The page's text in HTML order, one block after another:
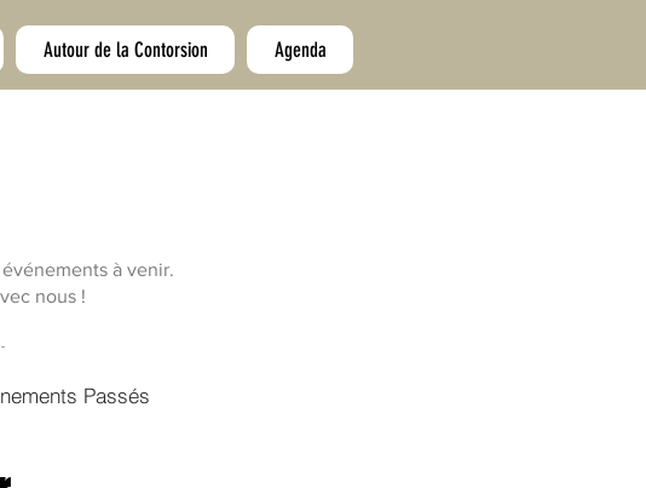
Autour de la Contorsion Agenda
à venir.
nous !
Passés